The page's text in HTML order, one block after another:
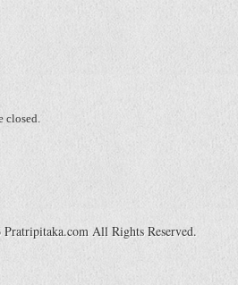
closed.
All Rights Reserved.